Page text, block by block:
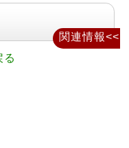
る
関連情報<<